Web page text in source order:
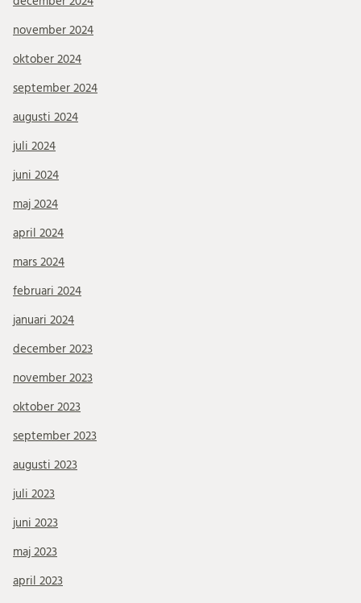
november 2024
oktober 2024
september 2024
augusti 2024
juli 2024
juni 2024
maj 2024
april 2024
mars 2024
februari 2024
januari 2024
december 2023
november 2023
oktober 2023
september 2023
augusti 2023
juli 2023
juni 2023
maj 2023
april 2023